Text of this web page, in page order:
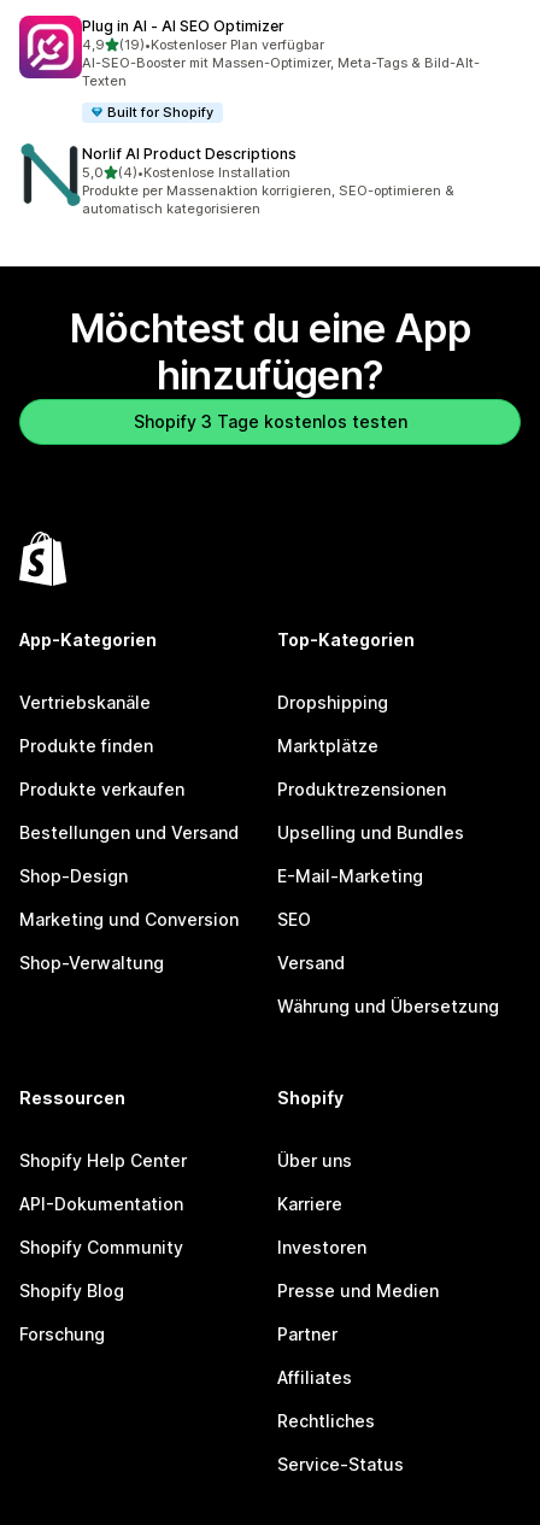
Plug in AI ‑ AI SEO Optimizer
4,9von 5 Sternen
(19)
19 Rezensionen insgesamt
•Kostenloser Plan verfügbar
AI-SEO-Booster mit Massen-Optimizer, Meta-Tags & Bild-Alt-
Texten
Built for Shopify
Norlif AI Product Descriptions
5,0von 5 Sternen
(4)
4 Rezensionen insgesamt
•Kostenlose Installation
Produkte per Massenaktion korrigieren, SEO-optimieren &
automatisch kategorisieren
Möchtest du eine App
hinzufügen?
Shopify 3 Tage kostenlos testen
App-Kategorien
Vertriebskanäle
Produkte finden
Produkte verkaufen
Bestellungen und Versand
Shop-Design
Marketing und Conversion
Shop-Verwaltung
Top-Kategorien
Dropshipping
Marktplätze
Produktrezensionen
Upselling und Bundles
E-Mail-Marketing
SEO
Versand
Währung und Übersetzung
Ressourcen
Shopify Help Center
API-Dokumentation
Shopify Community
Shopify Blog
Forschung
Shopify
Über uns
Karriere
Investoren
Presse und Medien
Partner
Affiliates
Rechtliches
Service-Status